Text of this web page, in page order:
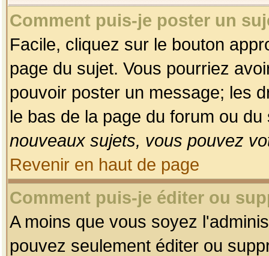
Comment puis-je poster un
Facile, cliquez sur le bouton
page du sujet. Vous pourriez
pouvoir poster un message; les
le bas de la page du forum ou
nouveaux sujets, vous pouvez
Revenir en haut de page
Comment puis-je éditer ou
A moins que vous soyez
pouvez seulement éditer ou